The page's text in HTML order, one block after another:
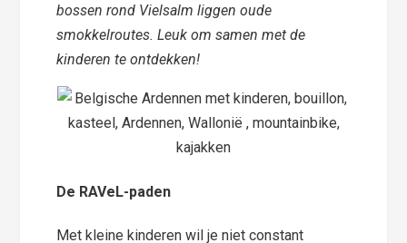
bossen rond Vielsalm liggen oude
smokkelroutes. Leuk om samen met de
kinderen te ontdekken!
De RAVeL-paden
Met kleine kinderen wil je niet constant